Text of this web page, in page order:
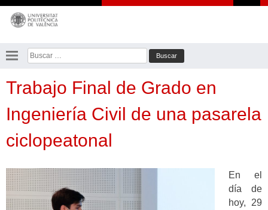
Saltar
contenido
Buscar:
Trabajo Final de Grado en
Ingeniería Civil de una pasarela
ciclopeatonal
En el
día de
hoy, 29